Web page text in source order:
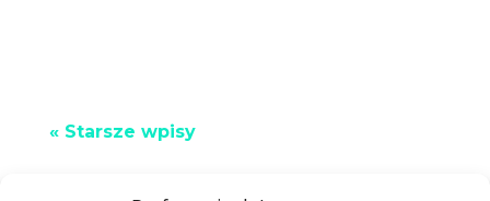
« Starsze wpisy